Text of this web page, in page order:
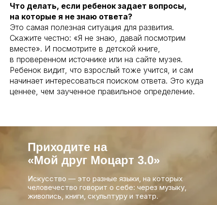
Что делать, если ребенок задает вопросы,
на которые я не знаю ответа?
Это самая полезная ситуация для развития.
Скажите честно: «Я не знаю, давай посмотрим
вместе». И посмотрите в детской книге,
в проверенном источнике или на сайте музея.
Ребенок видит, что взрослый тоже учится, и сам
начинает интересоваться поиском ответа. Это куда
ценнее, чем заученное правильное определение.
Искусство — это разные языки, на которых
человечество говорит о себе: через музыку,
живопись, книги, скульптуру и театр.
Приходите на
«Мой друг Моцарт 3.0»